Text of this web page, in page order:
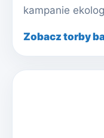
kampanie
Zobacz torby